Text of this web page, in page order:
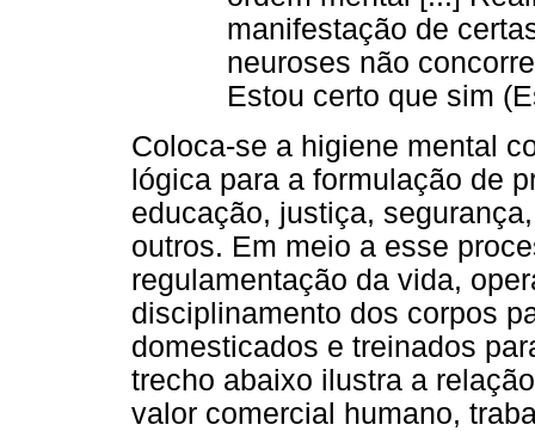
manifestação de
neuroses não
Estou certo que sim
Coloca-se a higiene mental
lógica para a formulação de
educação, justiça,
outros. Em meio a esse
regulamentação da vida,
disciplinamento dos corpos
domesticados e treinados
trecho abaixo ilustra a
valor comercial humano,